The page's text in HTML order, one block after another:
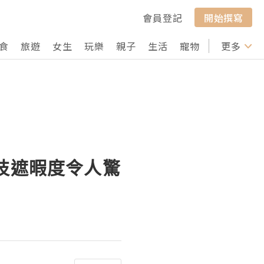
會員登記
開始撰寫
旅遊 女生 玩樂 親子 生活 寵物 行山 打卡
更多
遮暇度令人驚